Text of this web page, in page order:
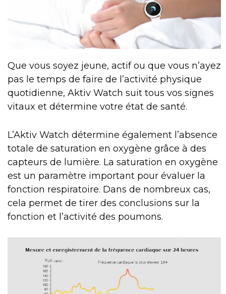
Que vous soyez jeune, actif ou que vous n’ayez
pas le temps de faire de l’activité physique
quotidienne, Aktiv Watch suit tous vos signes
vitaux et détermine votre état de santé.
L’Aktiv Watch détermine également l’absence
totale de saturation en oxygène grâce à des
capteurs de lumière. La saturation en oxygène
est un paramètre important pour évaluer la
fonction respiratoire. Dans de nombreux cas,
cela permet de tirer des conclusions sur la
fonction et l’activité des poumons.